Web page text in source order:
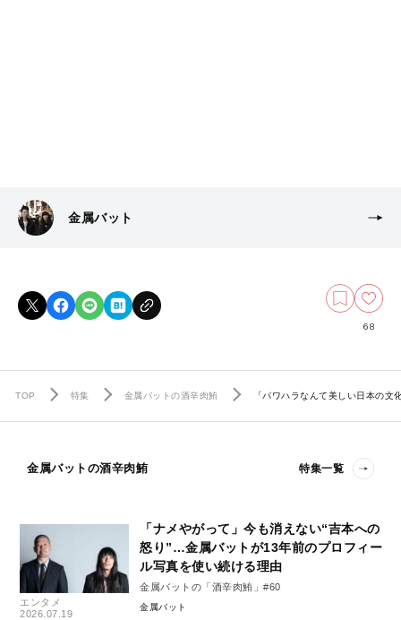
金属バット
68
TOP 特集 金属バットの酒辛肉鮪 「パワハラなんて美しい日本の
金属バットの酒辛肉鮪 特集一覧
エンタメ
2026.07.19
「ナメやがって」今も消えない“吉本への
怒り”…金属バットが13年前のプロフィー
ル写真を使い続ける理由
金属バットの「酒辛肉鮪」#60
金属バット